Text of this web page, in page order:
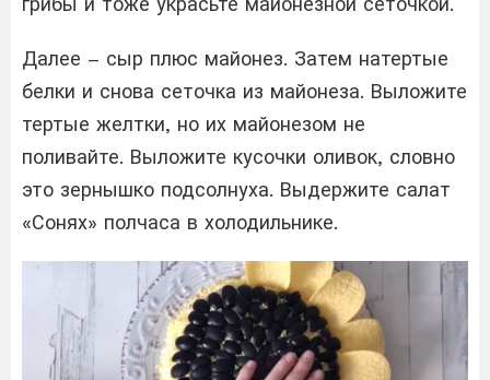
Далее – сыр плюс майонез. Затем натертые
белки и снова сеточка из майонеза. Выложите
тертые желтки, но их майонезом не
поливайте. Выложите кусочки оливок, словно
это зернышко подсолнуха. Выдержите салат
«Сонях» полчаса в холодильнике.